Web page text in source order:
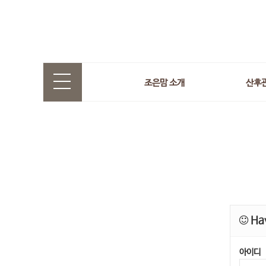
조은맘 소개 산후
아이디